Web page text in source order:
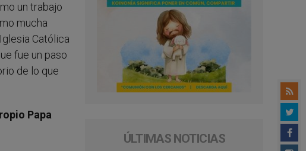
un trabajo
mucha
Católica
fue un paso
de lo que
Papa
ÚLTIMAS NOTICIAS